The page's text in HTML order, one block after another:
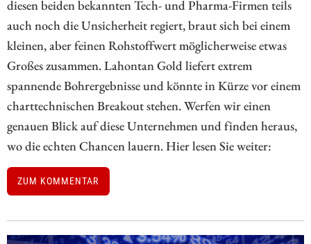
diesen beiden bekannten Tech- und Pharma-Firmen teils
auch noch die Unsicherheit regiert, braut sich bei einem
kleinen, aber feinen Rohstoffwert möglicherweise etwas
Großes zusammen. Lahontan Gold liefert extrem
spannende Bohrergebnisse und könnte in Kürze vor einem
charttechnischen Breakout stehen. Werfen wir einen
genauen Blick auf diese Unternehmen und finden heraus,
wo die echten Chancen lauern. Hier lesen Sie weiter:
ZUM KOMMENTAR